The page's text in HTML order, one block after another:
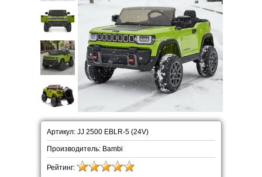
Артикул: JJ 2500 EBLR-5 (24V)
Производитель: Bambi
Рейтинг: